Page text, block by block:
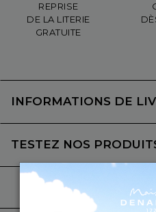
REPRISE
DE LA LITERIE
GRATUITE
INFORMATIONS DE
TESTEZ NOS